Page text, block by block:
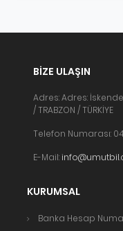
BIZE ULAŞIN
Adres: Adres:
/ TRABZON / TÜRKİYE
Telefon Numarası:
E-Mail:
KURUMSAL
Banka Hesap